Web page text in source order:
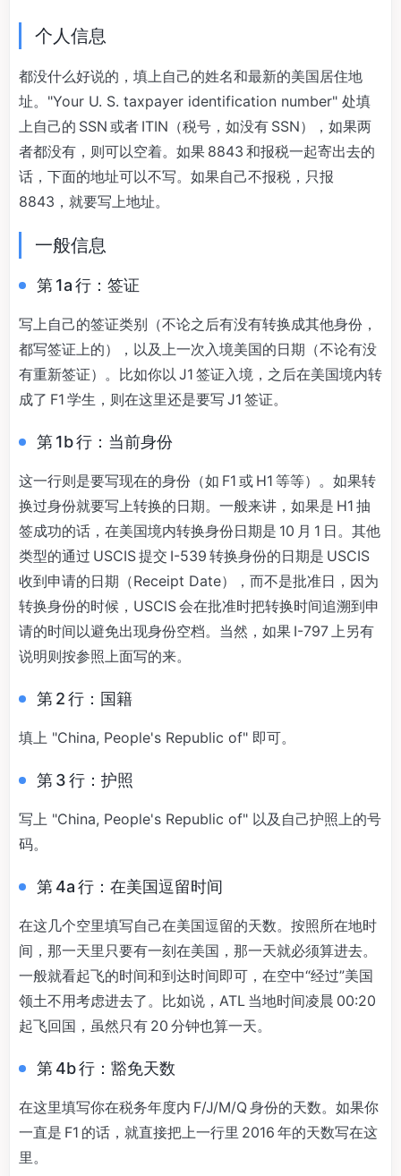
个人信息
都没什么好说的，填上自己的姓名和最新的美国居住地
址。"Your U. S. taxpayer identification number" 处填
上自己的 SSN 或者 ITIN（税号，如没有 SSN），如果两
者都没有，则可以空着。如果 8843 和报税一起寄出去的
话，下面的地址可以不写。如果自己不报税，只报
8843，就要写上地址。
一般信息
第 1a 行：签证
写上自己的签证类别（不论之后有没有转换成其他身份，
都写签证上的），以及上一次入境美国的日期（不论有没
有重新签证）。比如你以 J1 签证入境，之后在美国境内转
成了 F1 学生，则在这里还是要写 J1 签证。
第 1b 行：当前身份
这一行则是要写现在的身份（如 F1 或 H1 等等）。如果转
换过身份就要写上转换的日期。一般来讲，如果是 H1 抽
签成功的话，在美国境内转换身份日期是 10 月 1 日。其他
类型的通过 USCIS 提交 I-539 转换身份的日期是 USCIS
收到申请的日期（Receipt Date），而不是批准日，因为
转换身份的时候，USCIS 会在批准时把转换时间追溯到申
请的时间以避免出现身份空档。当然，如果 I-797 上另有
说明则按参照上面写的来。
第 2 行：国籍
填上 "China, People's Republic of" 即可。
第 3 行：护照
写上 "China, People's Republic of" 以及自己护照上的号
码。
第 4a 行：在美国逗留时间
在这几个空里填写自己在美国逗留的天数。按照所在地时
间，那一天里只要有一刻在美国，那一天就必须算进去。
一般就看起飞的时间和到达时间即可，在空中“经过”美国
领土不用考虑进去了。比如说，ATL 当地时间凌晨 00:20
起飞回国，虽然只有 20 分钟也算一天。
第 4b 行：豁免天数
在这里填写你在税务年度内 F/J/M/Q 身份的天数。如果你
一直是 F1 的话，就直接把上一行里 2016 年的天数写在这
里。